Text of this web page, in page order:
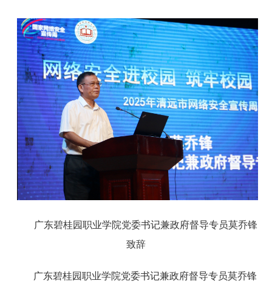
广东碧桂园职业学院党委书记兼政府督导专员莫乔锋
致辞
广东碧桂园职业学院党委书记兼政府督导专员莫乔锋